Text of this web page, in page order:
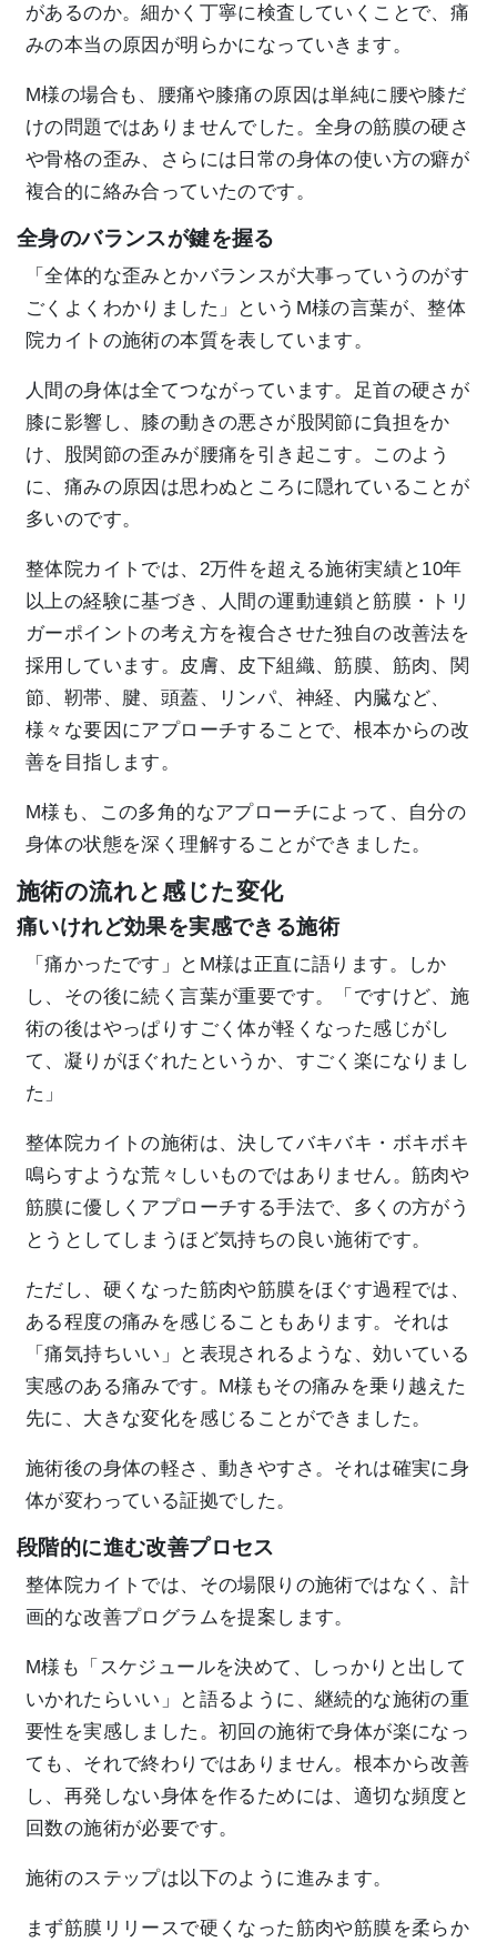
があるのか。細かく丁寧に検査していくことで、痛
みの本当の原因が明らかになっていきます。
M様の場合も、腰痛や膝痛の原因は単純に腰や膝だ
けの問題ではありませんでした。全身の筋膜の硬さ
や骨格の歪み、さらには日常の身体の使い方の癖が
複合的に絡み合っていたのです。
全身のバランスが鍵を握る
「全体的な歪みとかバランスが大事っていうのがす
ごくよくわかりました」というM様の言葉が、整体
院カイトの施術の本質を表しています。
人間の身体は全てつながっています。足首の硬さが
膝に影響し、膝の動きの悪さが股関節に負担をか
け、股関節の歪みが腰痛を引き起こす。このよう
に、痛みの原因は思わぬところに隠れていることが
多いのです。
整体院カイトでは、2万件を超える施術実績と10年
以上の経験に基づき、人間の運動連鎖と筋膜・トリ
ガーポイントの考え方を複合させた独自の改善法を
採用しています。皮膚、皮下組織、筋膜、筋肉、関
節、靭帯、腱、頭蓋、リンパ、神経、内臓など、
様々な要因にアプローチすることで、根本からの改
善を目指します。
M様も、この多角的なアプローチによって、自分の
身体の状態を深く理解することができました。
施術の流れと感じた変化
痛いけれど効果を実感できる施術
「痛かったです」とM様は正直に語ります。しか
し、その後に続く言葉が重要です。「ですけど、施
術の後はやっぱりすごく体が軽くなった感じがし
て、凝りがほぐれたというか、すごく楽になりまし
た」
整体院カイトの施術は、決してバキバキ・ボキボキ
鳴らすような荒々しいものではありません。筋肉や
筋膜に優しくアプローチする手法で、多くの方がう
とうとしてしまうほど気持ちの良い施術です。
ただし、硬くなった筋肉や筋膜をほぐす過程では、
ある程度の痛みを感じることもあります。それは
「痛気持ちいい」と表現されるような、効いている
実感のある痛みです。M様もその痛みを乗り越えた
先に、大きな変化を感じることができました。
施術後の身体の軽さ、動きやすさ。それは確実に身
体が変わっている証拠でした。
段階的に進む改善プロセス
整体院カイトでは、その場限りの施術ではなく、計
画的な改善プログラムを提案します。
M様も「スケジュールを決めて、しっかりと出して
いかれたらいい」と語るように、継続的な施術の重
要性を実感しました。初回の施術で身体が楽になっ
ても、それで終わりではありません。根本から改善
し、再発しない身体を作るためには、適切な頻度と
回数の施術が必要です。
施術のステップは以下のように進みます。
まず筋膜リリースで硬くなった筋肉や筋膜を柔らか